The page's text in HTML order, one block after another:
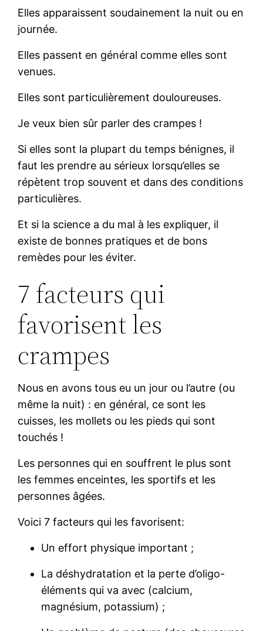
Elles apparaissent soudainement la nuit ou en
journée.
Elles passent en général comme elles sont
venues.
Elles sont particulièrement douloureuses.
Je veux bien sûr parler des crampes !
Si elles sont la plupart du temps bénignes, il
faut les prendre au sérieux lorsqu’elles se
répètent trop souvent et dans des conditions
particulières.
Et si la science a du mal à les expliquer, il
existe de bonnes pratiques et de bons
remèdes pour les éviter.
7 facteurs qui
favorisent les
crampes
Nous en avons tous eu un jour ou l’autre (ou
même la nuit) : en général, ce sont les
cuisses, les mollets ou les pieds qui sont
touchés !
Les personnes qui en souffrent le plus sont
les femmes enceintes, les sportifs et les
personnes âgées.
Voici 7 facteurs qui les favorisent:
Un effort physique important ;
La déshydratation et la perte d’oligo-
éléments qui va avec (calcium,
magnésium, potassium) ;